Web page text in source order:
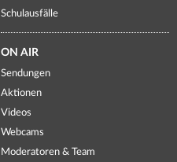
Schulausfälle
ON AIR
Sendungen
Aktionen
Videos
Webcams
Moderatoren & Team